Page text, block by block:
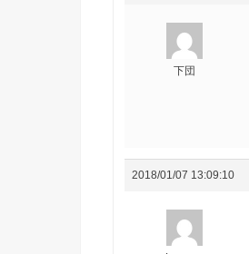
下団
2018/01/07 13:09:10